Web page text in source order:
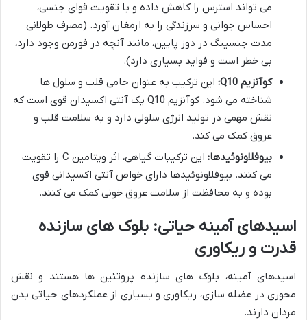
می تواند استرس را کاهش داده و با تقویت قوای جنسی،
احساس جوانی و سرزندگی را به ارمغان آورد. (مصرف طولانی
مدت جنسینگ در دوز پایین، مانند آنچه در فورمن وجود دارد،
بی خطر است و فواید بسیاری دارد).
کوآنزیم Q10:
این ترکیب به عنوان حامی قلب و سلول ها
شناخته می شود. کوآنزیم Q10 یک آنتی اکسیدان قوی است که
نقش مهمی در تولید انرژی سلولی دارد و به سلامت قلب و
عروق کمک می کند.
بیوفلاونوئیدها:
این ترکیبات گیاهی، اثر ویتامین C را تقویت
می کنند. بیوفلاونوئیدها دارای خواص آنتی اکسیدانی قوی
بوده و به محافظت از سلامت عروق خونی کمک می کنند.
اسیدهای آمینه حیاتی: بلوک های سازنده
قدرت و ریکاوری
اسیدهای آمینه، بلوک های سازنده پروتئین ها هستند و نقش
محوری در عضله سازی، ریکاوری و بسیاری از عملکردهای حیاتی بدن
مردان دارند.